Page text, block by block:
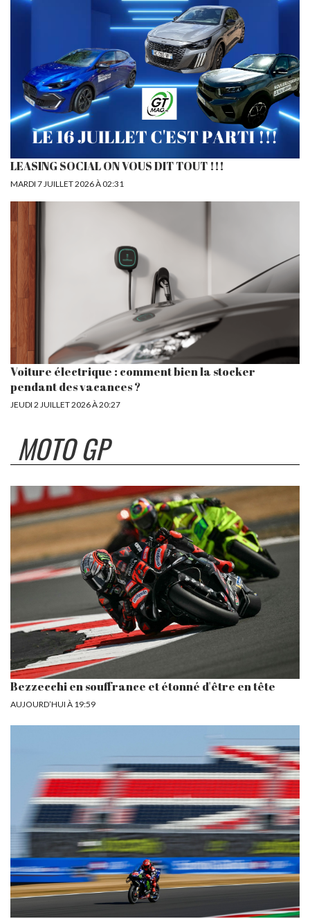
LEASING SOCIAL ON VOUS DIT TOUT !!!
MARDI 7 JUILLET 2026 À 02:31
Voiture électrique : comment bien la stocker
pendant des vacances ?
JEUDI 2 JUILLET 2026 À 20:27
MOTO GP
Bezzecchi en souffrance et étonné d'être en tête
AUJOURD’HUI À 19:59